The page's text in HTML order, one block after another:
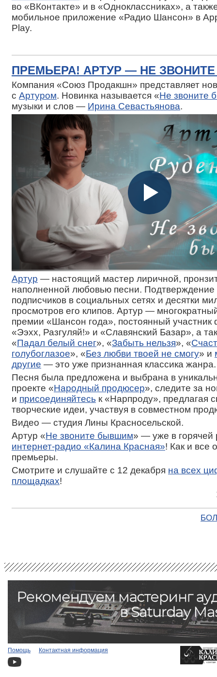
во «ВКонтакте» и в «Одноклассниках», а
мобильное приложение «Радио Шансон» в
Play.
ПРЕМЬЕРА! АРТУР — НЕ
Компания «Союз Продакшн» представляет
с Артуром. Новинка называется «Не звоните
музыки и слов — Ирина Севастьянова.
Артур — настоящий мастер лиричной,
наполненной любовью песни.
подписчиков в социальных сетях и десятки
просмотров его клипов. Артур —
премии «Шансон года», постоянный участник
«Ээхх, Разгуляй!» и «Славянский Базар», а
«Падал белый снег», «Забыть нельзя», «
голубоглазое», «Без любви твоей не смогу» и
другие — это уже признанная классика жанра.
Песня была предложена и выбрана в
проекте «Народный продюсер», следите за
и присоединяйтесь к «Нарпроду», предлагая
творческие идеи, участвуя в совместном
Видео — студия Лины Красносельской.
Артур «Не звоните бывшим» — уже в горячей
интернет-радио «Калина Красная»! Как и все
премьеры.
Смотрите и слушайте с 12 декабря на всех
площадках!
Помощь Контактная информация